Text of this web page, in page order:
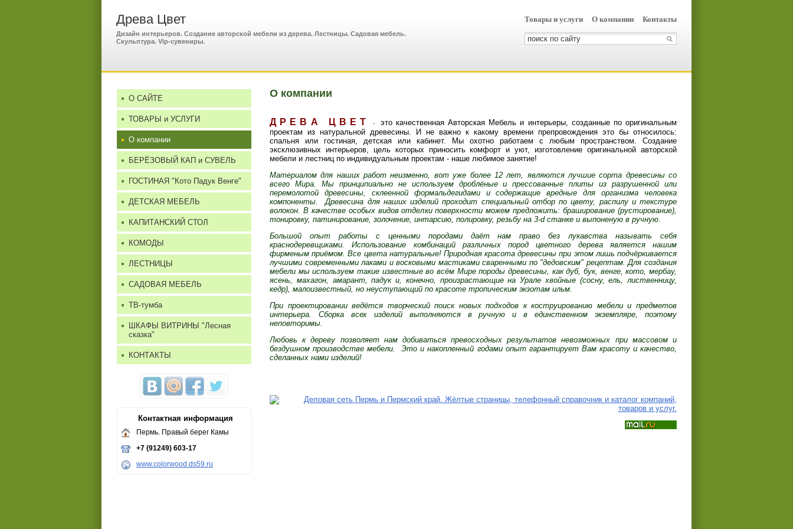
Древа Цвет
Дизайн интерьеров. Создание авторской мебели из дерева. Лестницы. Садовая мебель.
Скульптура. Vip-сувениры.
Товары и услуги О компании Контакты
О компании
Д Р Е В А Ц В Е Т - это качественная Авторская Мебель и интерьеры, созданные по оригинальным
проектам из натуральной древесины. И не важно к какому времени препровождения это бы относилось:
спальня или гостиная, детская или кабинет. Мы охотно работаем с любым пространством. Создание
эксклюзивных интерьеров, цель которых приносить комфорт и уют, изготовление оригинальной авторской
мебели и лестниц по индивидуальным проектам - наше любимое занятие!
Материалом для наших работ неизменно, вот уже более 12 лет, являются лучшие сорта древесины со
всего Мира. Мы принципиально не используем дроблёные и прессованные плиты из разрушенной или
перемолотой древесины, склеенной формальдегидами и содержащие вредные для организма человека
компоненты. Древесина для наших изделий проходит специальный отбор по цвету, распилу и текстуре
волокон. В качестве особых видов отделки поверхности можем предложить: браширование (рустирование),
тонировку, патинирование, золочение, интарсию, полировку, резьбу на 3-d станке и выпоненую в ручную.
Большой опыт работы с ценными породами даёт нам право без лукавства называть себя
краснодеревщиками. Использование комбинаций различных пород цветного дерева является нашим
фирменым приёмом. Все цвета натуральные! Природная красота древесины при этом лишь подчёркивается
лучшими современными лаками и восковыми мастиками сваренными по "дедовским" рецептам. Для создания
мебели мы используем такие известные во всём Мире породы древесины, как дуб, бук, венге, кото, мербау,
ясень, махагон, амарант, падук и, конечно, произрастающие на Урале хвойные (сосну, ель, лиственницу,
кедр), малоизвестный, но неуступающий по красоте тропическим экзотам ильм.
При проектировании ведётся творческий поиск новых подходов к коструированию мебели и предметов
интерьера. Сборка всех изделий выполняются в ручную и в единственном экземпляре, поэтому
неповторимы.
Любовь к дереву позволяет нам добиваться превосходных результатов невозможных при массовом и
бездушном производстве мебели. Это и накопленный годами опыт гарантирует Вам красоту и качество,
сделанных нами изделий!
О САЙТЕ
ТОВАРЫ и УСЛУГИ
О компании
БЕРЁЗОВЫЙ КАП и СУВЕЛЬ
ГОСТИНАЯ "Кото Падук Венге"
ДЕТСКАЯ МЕБЕЛЬ
КАПИТАНСКИЙ СТОЛ
КОМОДЫ
ЛЕСТНИЦЫ
САДОВАЯ МЕБЕЛЬ
ТВ-тумба
ШКАФЫ ВИТРИНЫ "Лесная
сказка"
КОНТАКТЫ
Контактная информация
Пермь. Правый берег Камы
+7 (91249) 603-17
www.colorwood.ds59.ru